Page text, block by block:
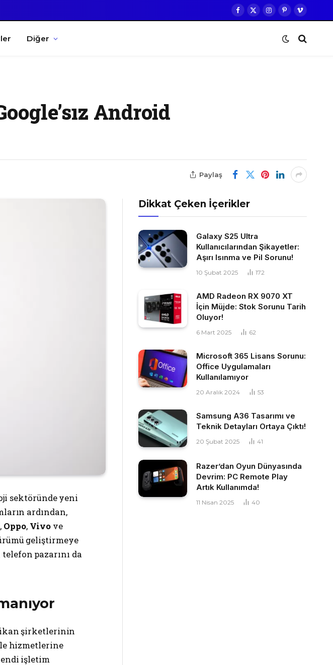
Facebook
X
Instagram
Pinterest
Vimeo
Diğer
Android
Paylaş
sektöründe yeni
ardından,
, Oppo, Vivo ve
geliştirmeye
pazarını da
şirketlerinin
hizmetlerine
işletim
Dikkat Çeken İçerikler
Galaxy S25 Ultra
Kullanıcılarından Şikayetler:
Aşırı Isınma ve Pil Sorunu!
10 Şubat 2025 172
AMD Radeon RX 9070 XT
İçin Müjde: Stok Sorunu Tarih
Oluyor!
6 Mart 2025 62
Microsoft 365 Lisans Sorunu:
Office Uygulamaları
Kullanılamıyor
20 Aralık 2024 53
Samsung A36 Tasarımı ve
Teknik Detayları Ortaya Çıktı!
20 Şubat 2025 41
Razer’dan Oyun Dünyasında
Devrim: PC Remote Play
Artık Kullanımda!
11 Nisan 2025 40